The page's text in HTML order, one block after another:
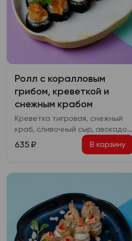
Ролл с коралловым
грибом, креветкой и
снежным крабом
Креветка тигровая, снежный
краб, сливочный сыр, авокадо,
соус спайси, коралловый гриб
ким чи, икра масаго, шичими,
635₽ В корзину